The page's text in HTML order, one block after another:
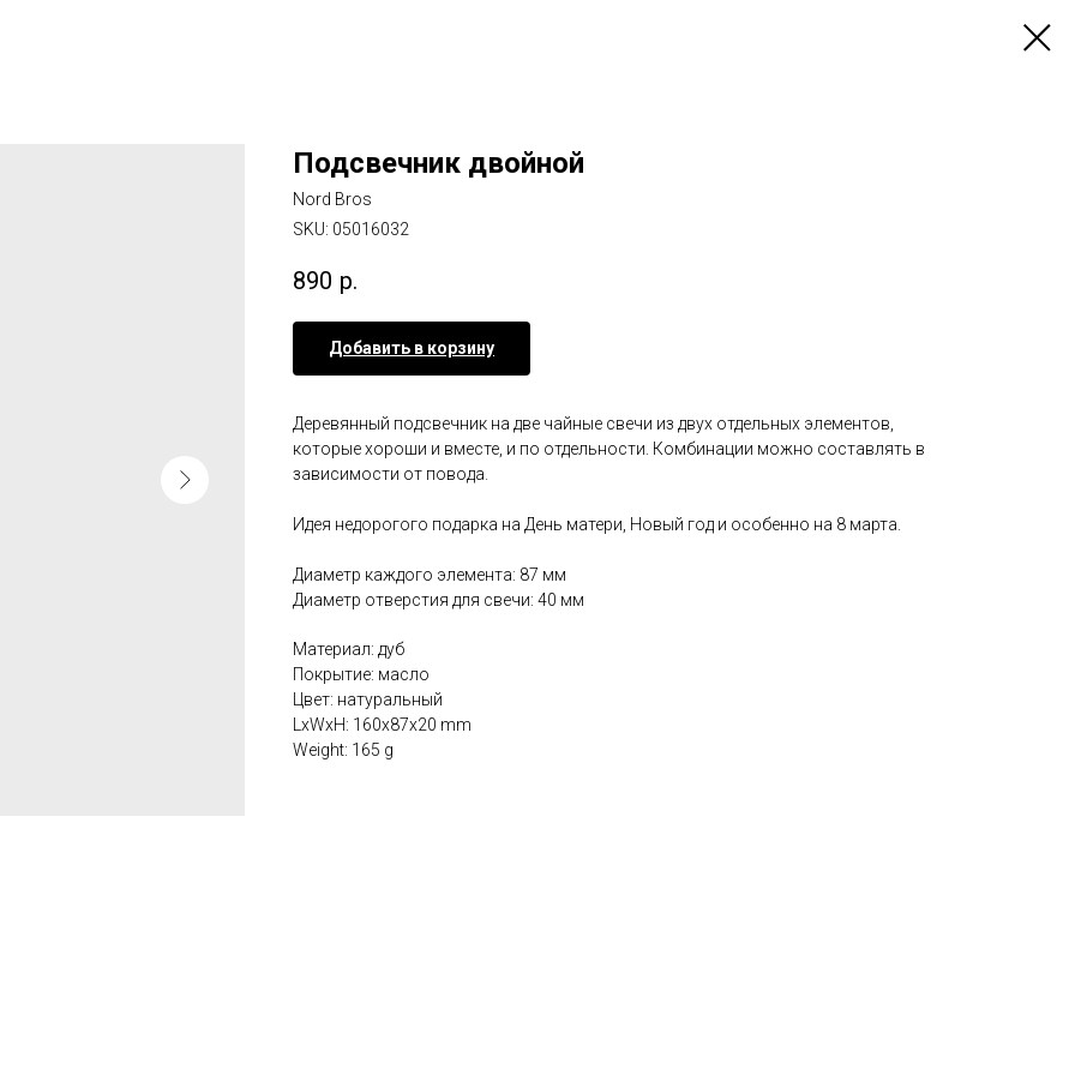
Подсвечник двойной
Nord Bros
SKU: 05016032
890 р.
Добавить в корзину
Деревянный подсвечник на две чайные свечи из двух отдельных элементов,
которые хороши и вместе, и по отдельности. Комбинации можно составлять в
зависимости от повода.
Идея недорогого подарка на День матери, Новый год и особенно на 8 марта.
Диаметр каждого элемента: 87 мм
Диаметр отверстия для свечи: 40 мм
Материал: дуб
Покрытие: масло
Цвет: натуральный
LxWxH: 160x87x20 mm
Weight: 165 g